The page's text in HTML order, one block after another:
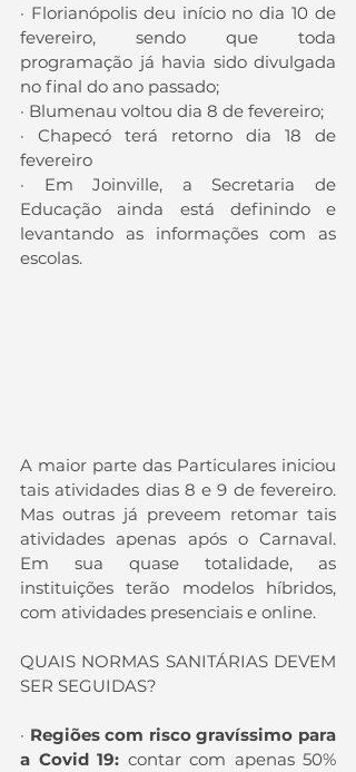
· Florianópolis deu início no dia 10 de
fevereiro, sendo que toda
programação já havia sido divulgada
no final do ano passado;
· Blumenau voltou dia 8 de fevereiro;
· Chapecó terá retorno dia 18 de
fevereiro
· Em Joinville, a Secretaria de
Educação ainda está definindo e
levantando as informações com as
escolas.
A maior parte das Particulares iniciou
tais atividades dias 8 e 9 de fevereiro.
Mas outras já preveem retomar tais
atividades apenas após o Carnaval.
Em sua quase totalidade, as
instituições terão modelos híbridos,
com atividades presenciais e online.
QUAIS NORMAS SANITÁRIAS DEVEM
SER SEGUIDAS?
· Regiões com risco gravíssimo para
a Covid 19: contar com apenas 50%